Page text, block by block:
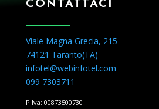
Viale Magna Grecia, 215
74121 Taranto(TA)
infotel@webinfotel.com
099 7303711
P.Iva: 00873500730